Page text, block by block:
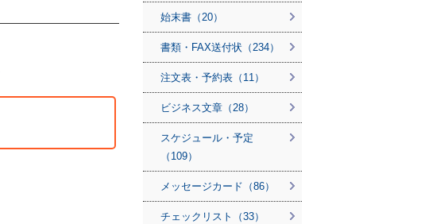
始末書（20）
書類・FAX送付状（234）
注文表・予約表（11）
ビジネス文章（28）
スケジュール・予定
（109）
メッセージカード（86）
チェックリスト（33）